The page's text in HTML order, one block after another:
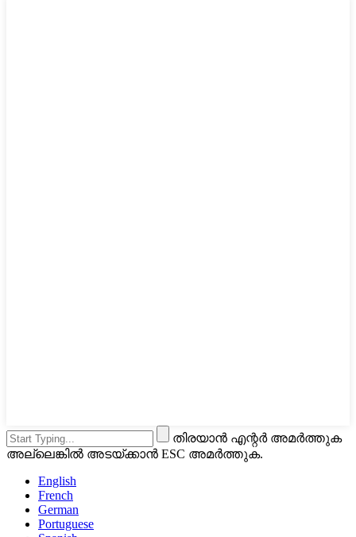
തിരയാൻ എന്റർ അമർത്തുക
അല്ലെങ്കിൽ അടയ്ക്കാൻ ESC അമർത്തുക.
English
French
German
Portuguese